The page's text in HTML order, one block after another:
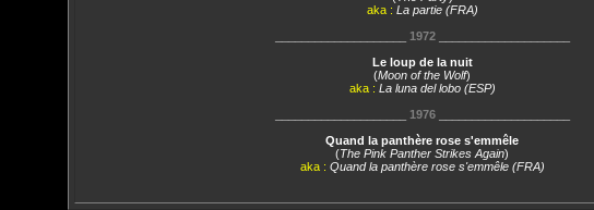
aka : La partie (FRA)
1972____________________
Le loup de la nuit
(Moon of the Wolf)
aka : La luna del lobo (ESP)
1976____________________
Quand la panthère rose s'emmêle
(The Pink Panther Strikes Again)
aka : Quand la panthère rose s'emmêle (FRA)